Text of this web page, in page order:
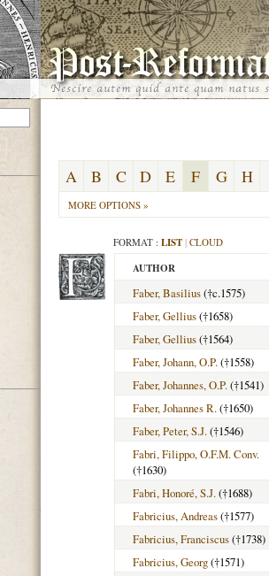
A B C D E F G H
MORE OPTIONS »
FORMAT : LIST | CLOUD
AUTHOR
Faber, Basilius(†c.1575)
Faber, Gellius(†1658)
Faber, Gellius(†1564)
Faber, Johann, O.P.(†1558)
Faber, Johannes, O.P.(†1541)
Faber, Johannes R.(†1650)
Faber, Peter, S.J.(†1546)
Fabri, Filippo, O.F.M. Conv.
(†1630)
Fabri, Honoré, S.J.(†1688)
Fabricius, Andreas(†1577)
Fabricius, Franciscus(†1738)
Fabricius, Georg(†1571)